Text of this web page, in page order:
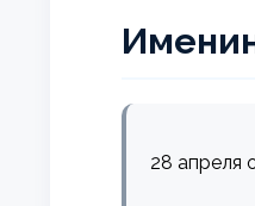
28 апреля